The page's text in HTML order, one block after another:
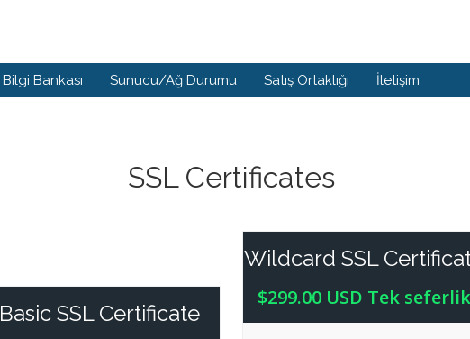
Bilgi Bankası Sunucu/Ağ Durumu Satış Ortaklığı İletişim
SSL Certificates
Basic SSL Certificate
Wildcard SSL
$299.00 USD Tek seferlik